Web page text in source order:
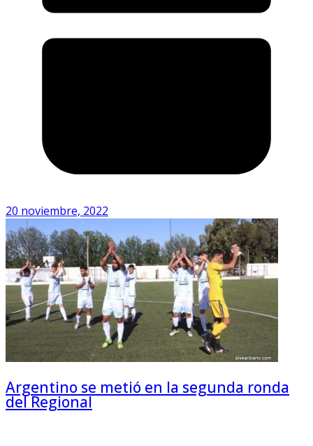
20 noviembre, 2022
Argentino se metió en la segunda ronda
del Regional